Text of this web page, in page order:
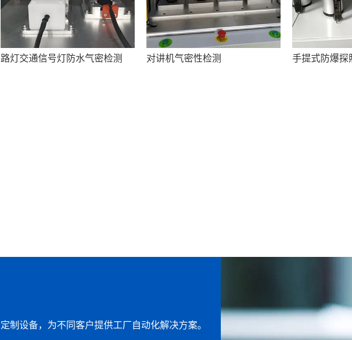
路灯交通信号灯防水气密检测 对讲机气密性检测 手提式防爆探
Read More
制设备，为不同客户提供工厂自动化解决方案。